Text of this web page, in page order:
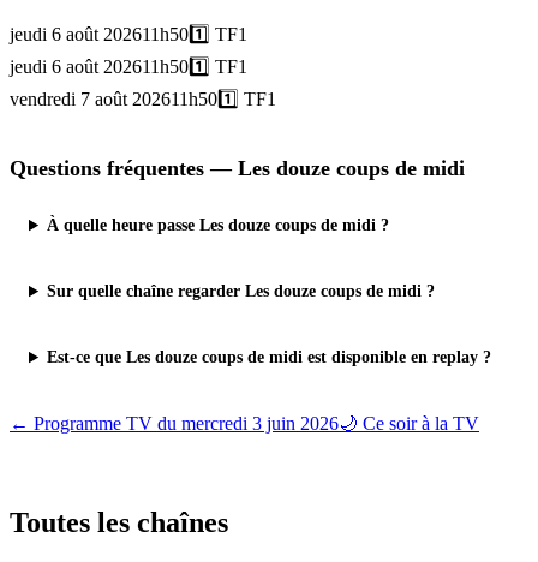
jeudi 6 août 202611h501️⃣ TF1
jeudi 6 août 202611h501️⃣ TF1
vendredi 7 août 202611h501️⃣ TF1
Questions fréquentes — Les douze coups de midi
À quelle heure passe Les douze coups de midi ?
Sur quelle chaîne regarder Les douze coups de midi ?
Est-ce que Les douze coups de midi est disponible en replay ?
← Programme TV du mercredi 3 juin 2026🌙 Ce soir à la TV
Toutes les chaînes